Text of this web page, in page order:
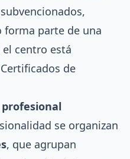
forma parte de una
centro está
de
se organizan
, que agrupan